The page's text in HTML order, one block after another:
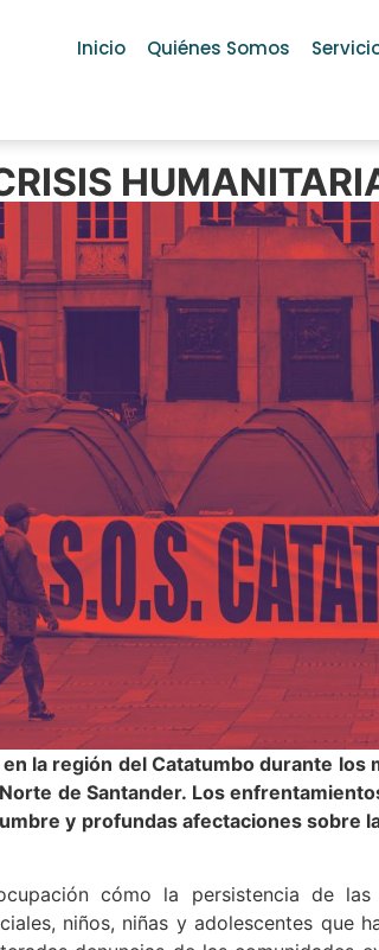
Inicio Quiénes Somos
la región del Catatumbo durante
de Santander. Los
y profundas afectaciones sobre
cómo la persistencia de
niños, niñas y adolescentes